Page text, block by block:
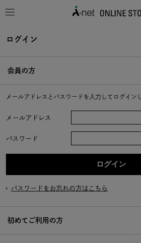
ログイン
会員の方
メールアドレスとパスワードを入力してログイン
メールアドレス
パスワード
パスワードをお忘れの方はこちら
初めてご利用の方